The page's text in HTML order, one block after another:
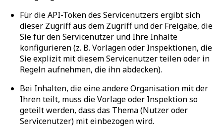
Für die API-Token des Servicenutzers ergibt sich
dieser Zugriff aus dem Zugriff und der Freigabe, die
Sie für den Servicenutzer und Ihre Inhalte
konfigurieren (z. B. Vorlagen oder Inspektionen, die
Sie explizit mit diesem Servicenutzer teilen oder in
Regeln aufnehmen, die ihn abdecken).
Bei Inhalten, die eine andere Organisation mit der
Ihren teilt, muss die Vorlage oder Inspektion so
geteilt werden, dass das Thema (Nutzer oder
Servicenutzer) mit einbezogen wird.